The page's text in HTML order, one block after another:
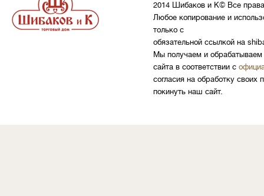
2014 Шибаков и К© Все
Любое копирование и
только с
обязательной ссылкой на
Мы получаем и обрабатываем
сайта в соответствии с
согласия на обработку
покинуть наш сайт.